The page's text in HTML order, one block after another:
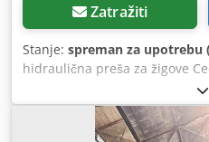
Zatražiti
Stanje: spreman za upotrebu
hidraulična preša za žigove
Dobrodošli ste da dođete na
organizirati isplativu tvrtku za
Dobit ćete uredan račun.